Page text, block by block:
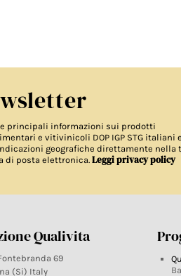
principali informazioni sui prodotti
e vitivinicoli DOP IGP STG italiani e
geografiche direttamente nella
di posta elettronica. Leggi privacy policy
Qualivita
69
(Si) Italy